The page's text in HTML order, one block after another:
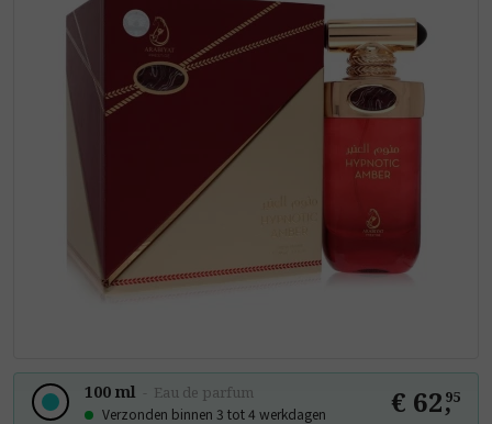
100 ml - Eau de parfum
Verzonden binnen 3 tot 4 werkdagen € 62,
95